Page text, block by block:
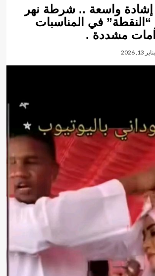
إشادة واسعة .. شرطة نهر
“النقطة” في المناسبات
مشددة .
يناير 13, 2026